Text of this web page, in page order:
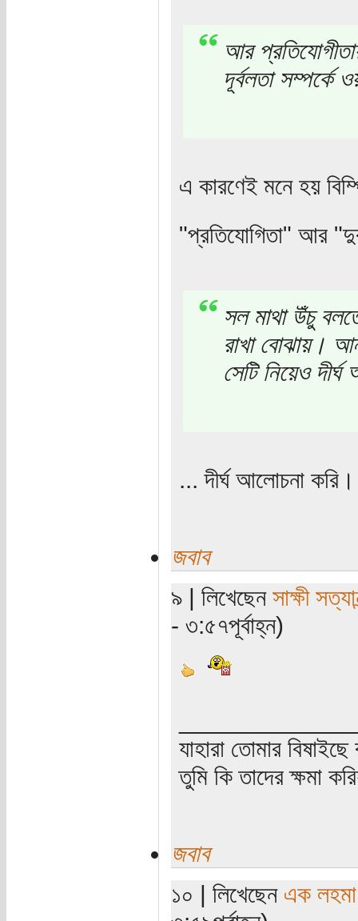
আর
দূর্বলতা সম্পর্কে
এ কারণেই মনে হয়
"প্রতিযোগিতা" আর
সল মাথা উঁচু
রাখা বোঝায়।
সেটি নিয়েও
... দীর্ঘ আলোচনা করি।
জবাব
৯ | লিখেছেন সাক্ষী
- ৩:৫৭পূর্বাহ্ন)
যাহারা তোমার
তুমি কি তাদের ক্ষমা
জবাব
১০ | লিখেছেন এক লহমা